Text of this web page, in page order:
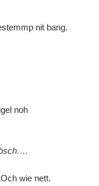
nit bang.
noh
wie nett.